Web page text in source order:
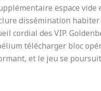
espace
dissémination
cordial des VIP.
télécharger bloc
et le jeu se